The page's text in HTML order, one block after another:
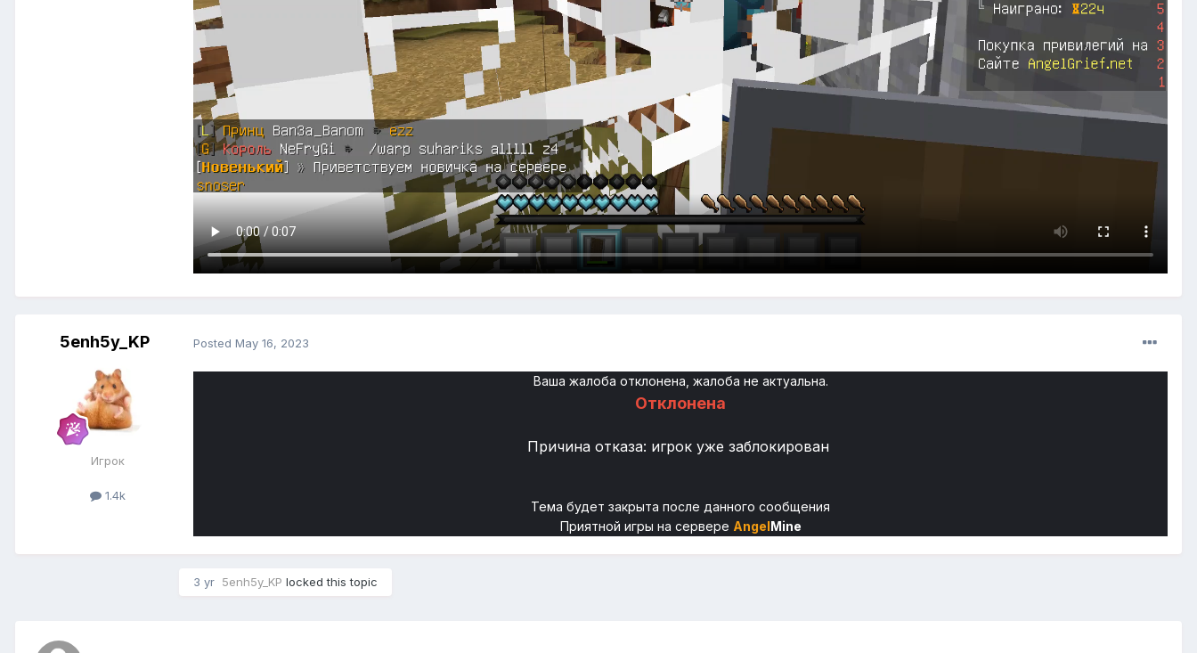
5enh5y_KP
Игрок
1.4k
Posted May 16, 2023
Ваша жалоба отклонена, жалоба не актуальна.
Отклонена
Причина отказа: игрок уже заблокирован
Тема будет закрыта после данного сообщения
Приятной игры на сервере AngelMine
3 yr 5enh5y_KP locked this topic